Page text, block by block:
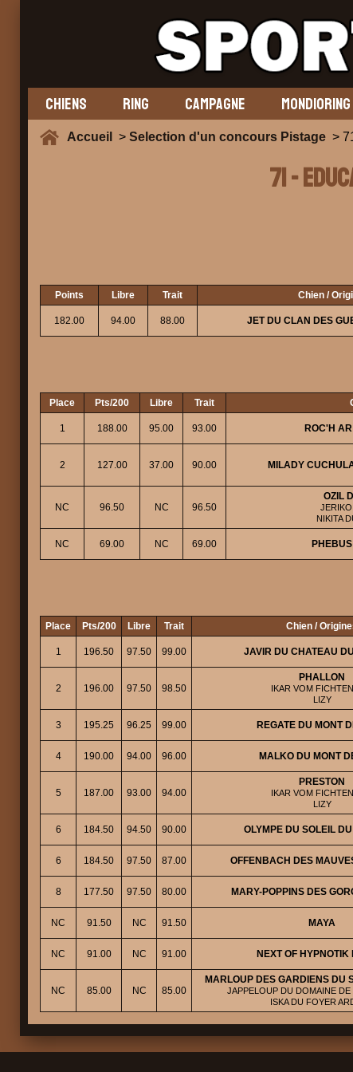
CHIENS RING CAMPAGNE MONDIORING
Accueil > Selection d'un concours Pistage >
71 -
Points Libre Trait Chien /
182.00 94.00 88.00 JET DU CLAN DES
Place Pts/200 Libre Trait
1 188.00 95.00 93.00 ROC'H
2 127.00 37.00 90.00 MILADY
NC 96.50 NC 96.50
OZIL
NIKITA
NC 69.00 NC 69.00
Place Pts/200 Libre Trait Chien /
1 196.50 97.50 99.00 JAVIR DU CHATEAU
2 196.00 97.50 98.50
PHALLON
IKAR VOM
LIZY
3 195.25 96.25 99.00 REGATE DU MONT
4 190.00 94.00 96.00 MALKO DU MONT
5 187.00 93.00 94.00
PRESTON
IKAR VOM
LIZY
6 184.50 94.50 90.00 OLYMPE DU SOLEIL
6 184.50 97.50 87.00 OFFENBACH DES
8 177.50 97.50 80.00 MARY-POPPINS DES
NC 91.50 NC 91.50 MAYA
NC 91.00 NC 91.00 NEXT OF HYPNOTIK
NC 85.00 NC 85.00
MARLOUP DES GARDIENS DU
JAPPELOUP DU DOMAINE DE
ISKA DU FOYER